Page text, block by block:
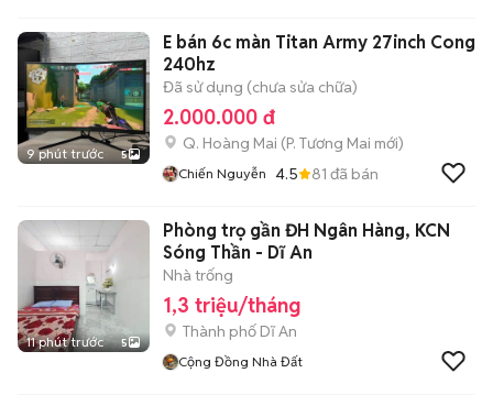
9 phút trước 5
E bán 6c màn Titan Army 27inch Cong
240hz
Đã sử dụng (chưa sửa chữa)
2.000.000 đ
Q. Hoàng Mai (P. Tương Mai mới)
Chiến Nguyễn 4.5 81 đã bán
11 phút trước 5
Phòng trọ gần ĐH Ngân Hàng, KCN
Sóng Thần - Dĩ An
Nhà trống
1,3 triệu/tháng
Thành phố Dĩ An
Cộng Đồng Nhà Đất